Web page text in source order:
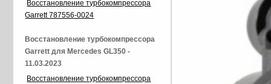
Восстановление турбокомпрессора
Garrett 787556-0024
Восстановление турбокомпрессора
Garrett для Mercedes GL350 -
11.03.2023
Восстановление турбокомпрессора